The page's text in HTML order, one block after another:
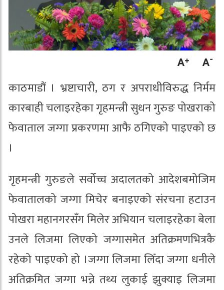
काठमाडौं । भ्रष्टाचारी, ठग र अपराधीविरुद्ध निर्मम
कारबाही चलाइरहेका गृहमन्त्री सुधन गुरुङ पोखराको
फेवाताल जग्गा प्रकरणमा आफै ठगिएको पाइएको छ
।
गृहमन्त्री गुरुङले सर्वोच्च अदालतको आदेशबमोजिम
फेवातालको जग्गा मिचेर बनाइएको संरचना हटाउन
पोखरा महानगरसँग मिलेर अभियान चलाइरहेका बेला
उनले लिजमा लिएको जग्गासमेत अतिक्रमणभित्रकै
रहेको पाइएको हो ।जग्गा लिजमा लिँदा जग्गा धनीले
अतिक्रमित जग्गा भन्ने तथ्य लुकाई झुक्याइ लिजमा